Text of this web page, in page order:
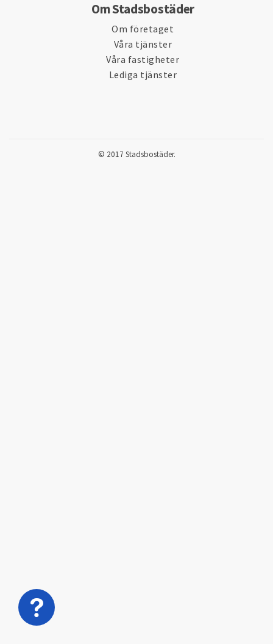
Om Stadsbostäder
Om företaget
Våra tjänster
Våra fastigheter
Lediga tjänster
© 2017 Stadsbostäder.